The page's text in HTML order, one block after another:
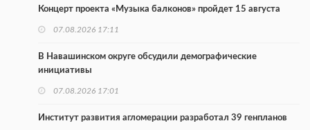
Концерт проекта «Музыка балконов» пройдет 15 августа
07.08.2026 17:11
В Навашинском округе обсудили демографические
инициативы
07.08.2026 17:01
Институт развития агломерации разработал 39 генпланов